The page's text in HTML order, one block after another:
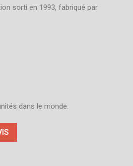
sorti en 1993, fabriqué par
dans le monde.